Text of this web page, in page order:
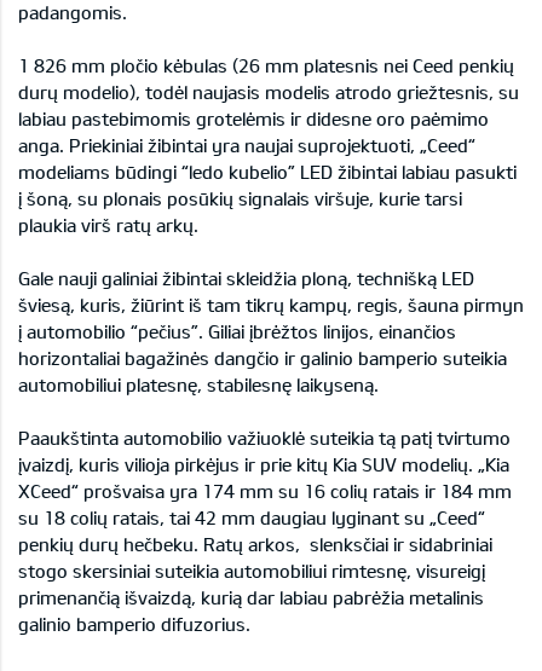
padangomis.
1 826 mm pločio kėbulas (26 mm platesnis nei Ceed penkių
durų modelio), todėl naujasis modelis atrodo griežtesnis, su
labiau pastebimomis grotelėmis ir didesne oro paėmimo
anga. Priekiniai žibintai yra naujai suprojektuoti, „Ceed“
modeliams būdingi “ledo kubelio” LED žibintai labiau pasukti
į šoną, su plonais posūkių signalais viršuje, kurie tarsi
plaukia virš ratų arkų.
Gale nauji galiniai žibintai skleidžia ploną, technišką LED
šviesą, kuris, žiūrint iš tam tikrų kampų, regis, šauna pirmyn
į automobilio “pečius”. Giliai įbrėžtos linijos, einančios
horizontaliai bagažinės dangčio ir galinio bamperio suteikia
automobiliui platesnę, stabilesnę laikyseną.
Paaukštinta automobilio važiuoklė suteikia tą patį tvirtumo
įvaizdį, kuris vilioja pirkėjus ir prie kitų Kia SUV modelių. „Kia
XCeed“ prošvaisa yra 174 mm su 16 colių ratais ir 184 mm
su 18 colių ratais, tai 42 mm daugiau lyginant su „Ceed“
penkių durų hečbeku. Ratų arkos, slenksčiai ir sidabriniai
stogo skersiniai suteikia automobiliui rimtesnę, visureigį
primenančią išvaizdą, kurią dar labiau pabrėžia metalinis
galinio bamperio difuzorius.